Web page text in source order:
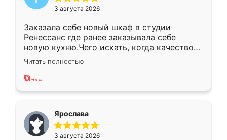
3 августа 2026
Заказала себе новый шкаф в студии
Ренессанс где ранее заказывала себе
новую кухню.Чего искать, когда качеством
вполне довольна. Служит кухня уже почти
два года, нареканий нет.
Читать полностью
Ярослава
3 августа 2026